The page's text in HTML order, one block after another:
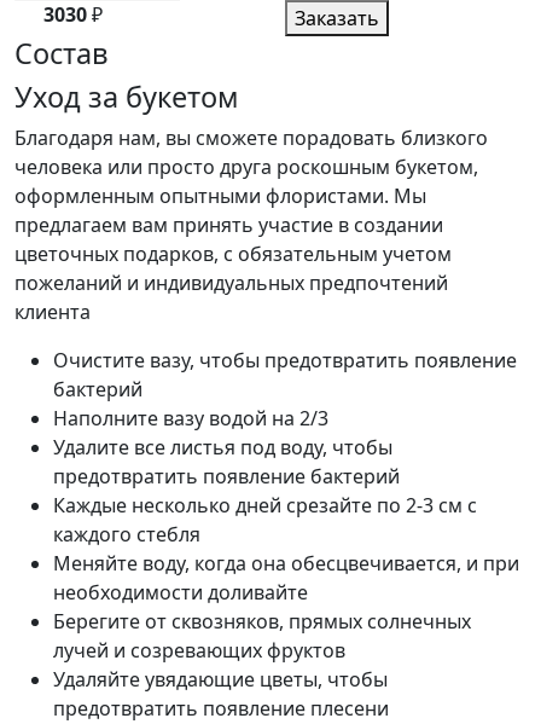
3030₽ Заказать
Состав
Уход за букетом
Благодаря нам, вы сможете порадовать близкого
человека или просто друга роскошным букетом,
оформленным опытными флористами. Мы
предлагаем вам принять участие в создании
цветочных подарков, с обязательным учетом
пожеланий и индивидуальных предпочтений
клиента
Очистите вазу, чтобы предотвратить появление
бактерий
Наполните вазу водой на 2/3
Удалите все листья под воду, чтобы
предотвратить появление бактерий
Каждые несколько дней срезайте по 2-3 см с
каждого стебля
Меняйте воду, когда она обесцвечивается, и при
необходимости доливайте
Берегите от сквозняков, прямых солнечных
лучей и созревающих фруктов
Удаляйте увядающие цветы, чтобы
предотвратить появление плесени